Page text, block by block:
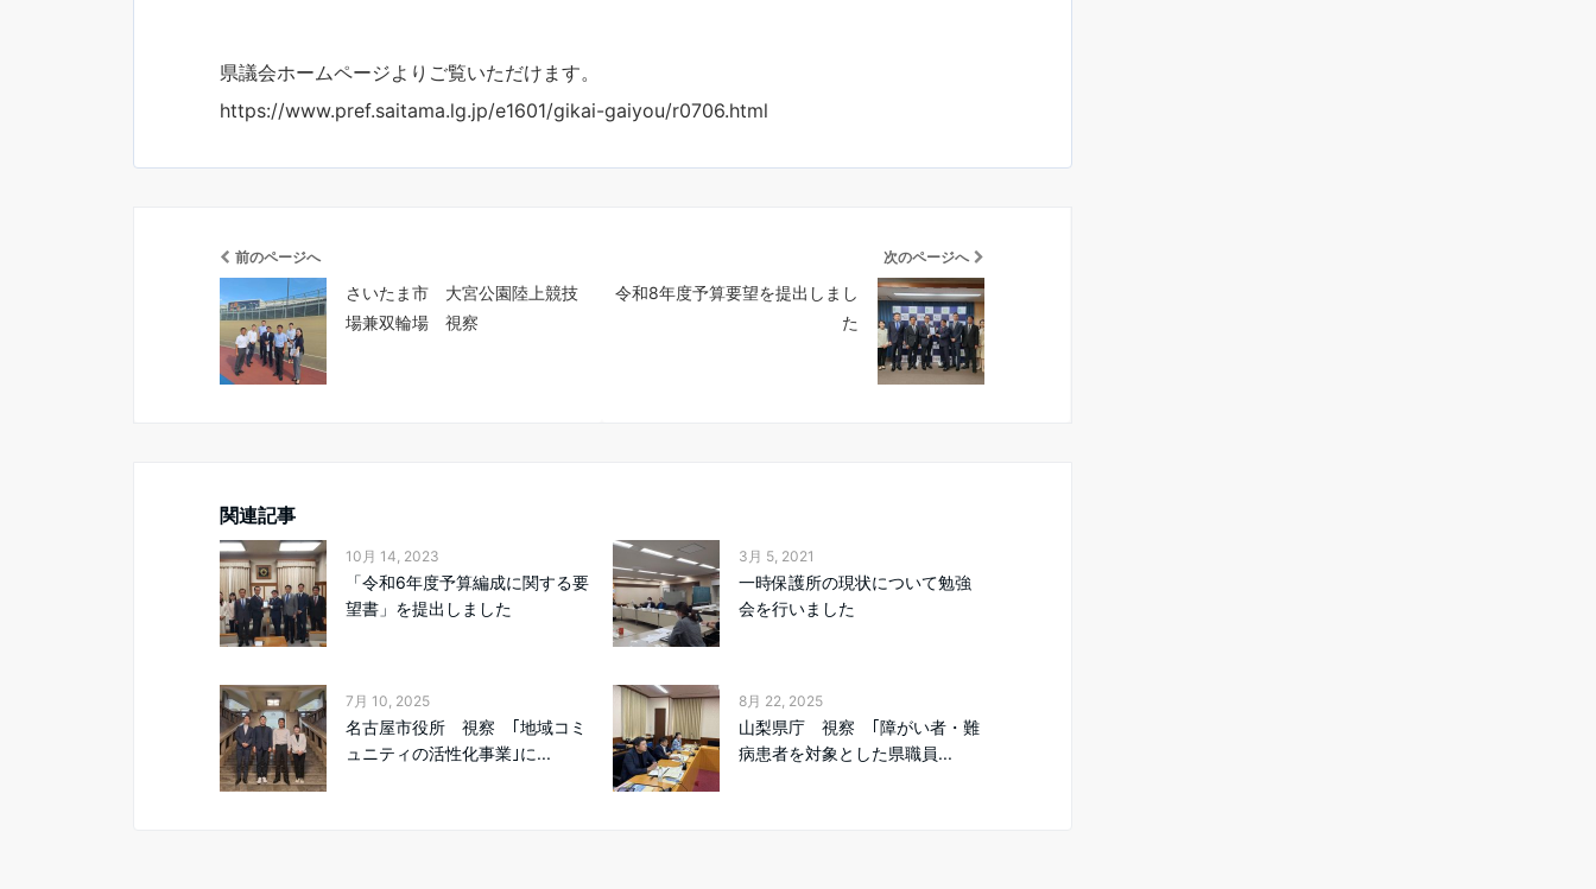
県議会ホームページよりご覧いただけます。
https://www.pref.saitama.lg.jp/e1601/gikai-gaiyou/r0706.html
前のページへ
さいたま市 大宮公園陸上競技
場兼双輪場 視察
次のページへ
令和8年度予算要望を提出しまし
た
関連記事
10月 14, 2023
「令和6年度予算編成に関する要
望書」を提出しました
3月 5, 2021
一時保護所の現状について勉強
会を行いました
7月 10, 2025
名古屋市役所 視察 ｢地域コミ
ュニティの活性化事業｣に...
8月 22, 2025
山梨県庁 視察 ｢障がい者・難
病患者を対象とした県職員...